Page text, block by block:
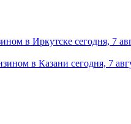
в Иркутске сегодня, 7
в Казани сегодня, 7